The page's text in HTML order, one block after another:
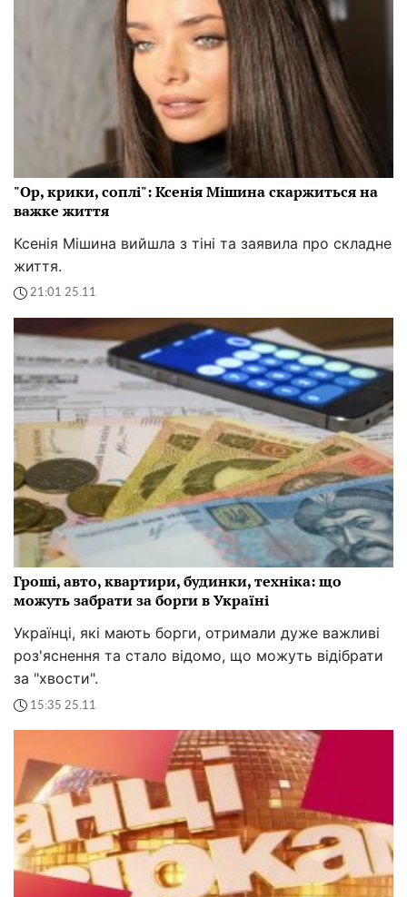
"Ор, крики, соплі": Ксенія Мішина скаржиться на
важке життя
Ксенія Мішина вийшла з тіні та заявила про складне
життя.
21:01 25.11
Гроші, авто, квартири, будинки, техніка: що
можуть забрати за борги в Україні
Українці, які мають борги, отримали дуже важливі
роз'яснення та стало відомо, що можуть відібрати
за "хвости".
15:35 25.11